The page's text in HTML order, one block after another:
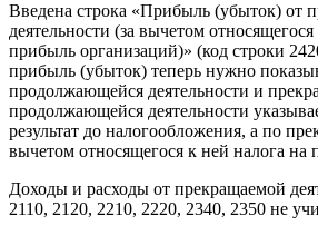
Введена строка «Прибыль (убыток) от
деятельности (за вычетом
прибыль организаций)» (код строки
прибыль (убыток) теперь нужно
продолжающейся деятельности и
продолжающейся деятельности
результат до налогообложения, а по
вычетом относящегося к ней налога на
Доходы и расходы от прекращаемой
2110, 2120, 2210, 2220, 2340, 2350 не